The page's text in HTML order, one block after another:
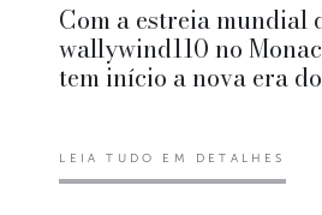
Com a estreia mundial
wallywind110 no
tem início a nova era
LEIA TUDO EM DETALHES